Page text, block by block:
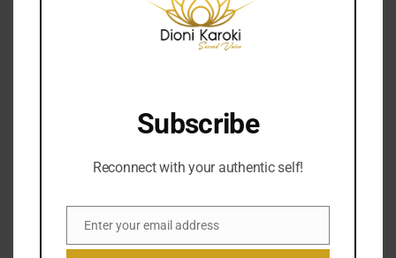
Subscribe
Reconnect with your authentic self!
Email
Enter your email address